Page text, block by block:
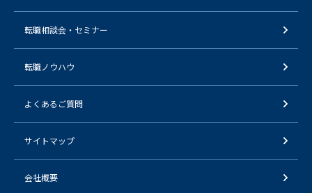
転職相談会・セミナー
転職ノウハウ
よくあるご質問
サイトマップ
会社概要